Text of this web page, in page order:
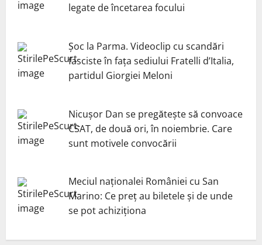
legate de încetarea focului
Șoc la Parma. Videoclip cu scandări
fasciste în fața sediului Fratelli d’Italia,
partidul Giorgiei Meloni
Nicuşor Dan se pregăteşte să convoace
CSAT, de două ori, în noiembrie. Care
sunt motivele convocării
Meciul naționalei României cu San
Marino: Ce preț au biletele și de unde
se pot achiziționa